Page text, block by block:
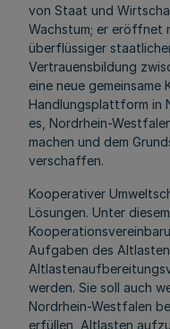
von Staat und
Wachstum; er eröffnet
überflüssiger
Vertrauensbildung
eine neue gemeinsame
Handlungsplattform in
es, Nordrhein-
machen und dem
verschaffen.
Kooperativer
Lösungen. Unter
Aufgaben des
werden. Sie soll auch
Nordrhein-Westfalen
erfüllen, Altlasten